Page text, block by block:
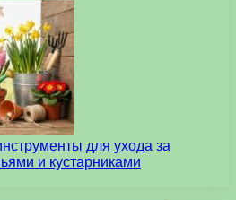
для ухода за
и кустарниками